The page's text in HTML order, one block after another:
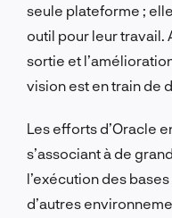
seule plateforme ;
outil pour leur travail.
sortie et
vision est en train de
Les efforts d’Oracle
s’associant à de
l’exécution des
d’autres